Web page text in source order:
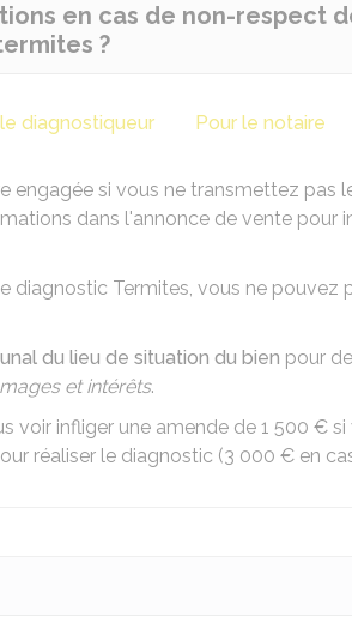
en cas de non-respect
?
diagnostiqueur Pour le notaire
engagée si vous ne transmettez pas
dans l'annonce de vente pour
diagnostic Termites, vous ne pouvez
du lieu de situation du bien pour
et intérêts.
voir infliger une amende de 1 500 € si
réaliser le diagnostic (3 000 € en